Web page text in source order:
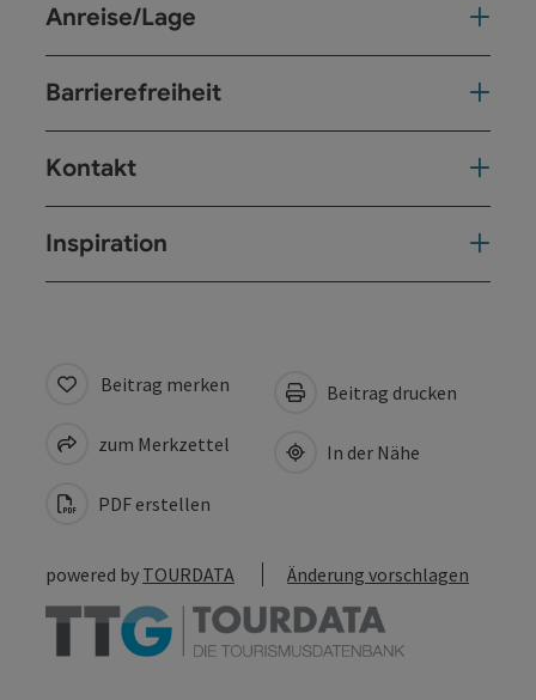
Anreise/Lage
Barrierefreiheit
Kontakt
Inspiration
Beitrag merken
zum Merkzettel
PDF erstellen
Beitrag drucken
In der Nähe
powered by TOURDATA Änderung vorschlagen